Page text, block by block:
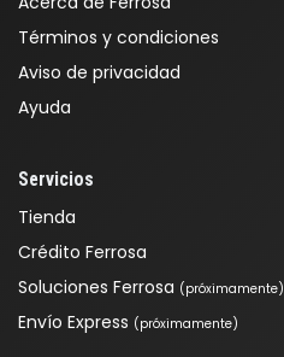
Términos y condiciones
Aviso de privacidad
Ayuda
Servicios
Tienda
Crédito Ferrosa
Soluciones Ferrosa (próximamente)
Envío Express (próximamente)